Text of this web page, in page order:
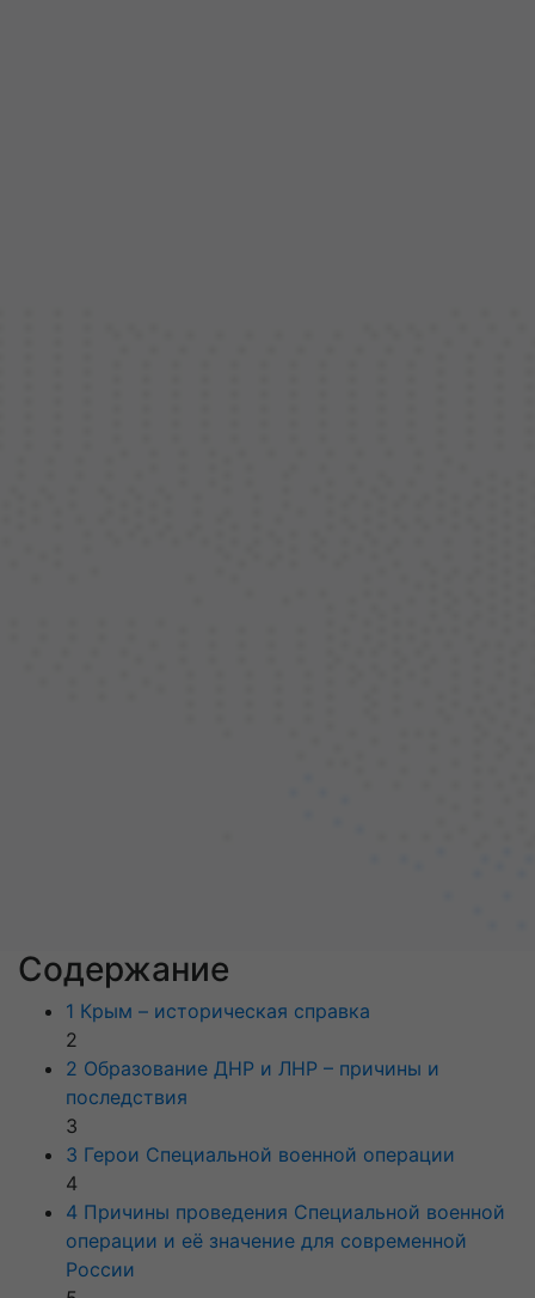
Содержание
1 Крым – историческая справка
2
2 Образование ДНР и ЛНР – причины и
последствия
3
3 Герои Специальной военной операции
4
4 Причины проведения Специальной военной
операции и её значение для современной
России